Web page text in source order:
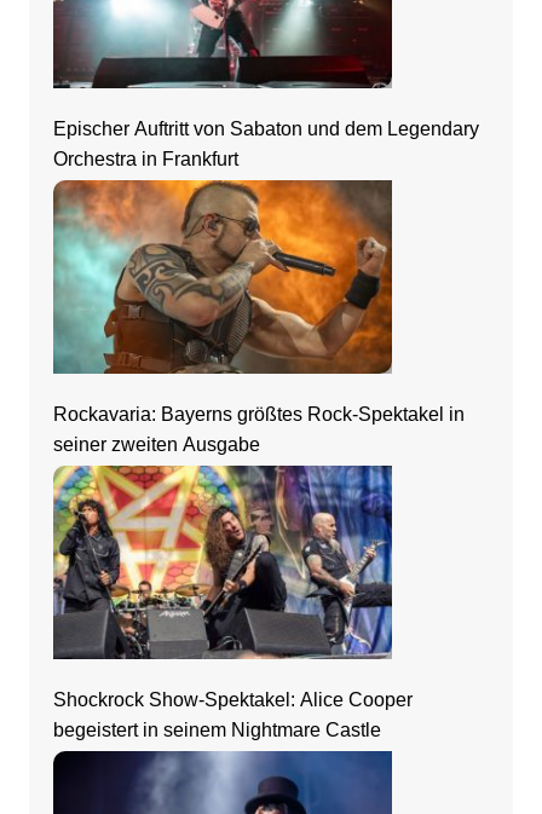
Epischer Auftritt von Sabaton und dem Legendary
Orchestra in Frankfurt
Rockavaria: Bayerns größtes Rock-Spektakel in
seiner zweiten Ausgabe
Shockrock Show-Spektakel: Alice Cooper
begeistert in seinem Nightmare Castle